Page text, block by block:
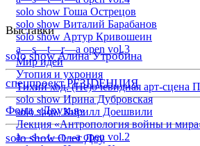
Выставки
solo show Алина Утробина
спецпроект РЕЗIDЕНЦИЯ
Фонд «Друзья»
solo show Олег Доу
solo show Гоша Острецов
solo show Виталий Барабанов
solo show Артур Кривошеин
a—s—t—r—a open vol.3
Мир идей
Утопия и ухрония
Тихий ход. (Не)очевидная арт-сцена
solo show Ирина Дубровская
solo show Кирилл Доешвили
Лекция «Антропология войны и
a—s—t—r—a open vol.2